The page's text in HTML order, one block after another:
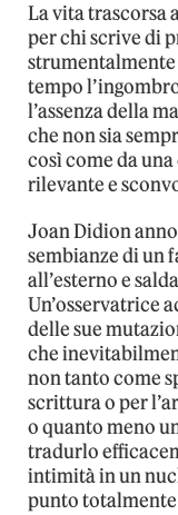
La vita trascorsa
per chi scrive di
strumentalmente
tempo
l’assenza della
che non sia
così come da
rilevante e
Joan Didion
sembianze di un
all’esterno e
Un’osservatrice
delle sue
che
non tanto come
scrittura o per
o quanto meno
tradurlo
intimità in un
punto